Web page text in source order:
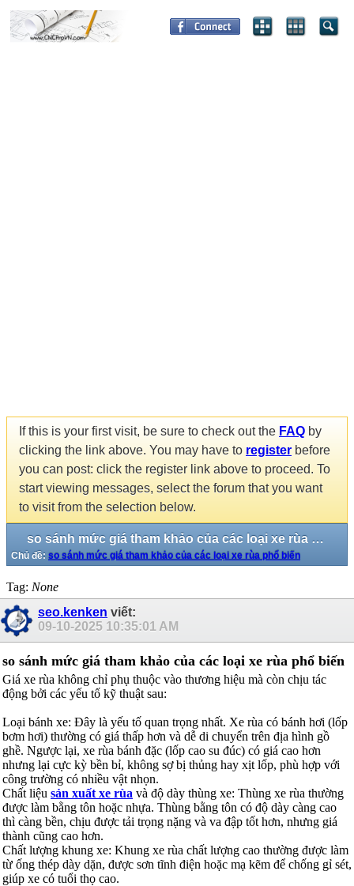
If this is your first visit, be sure to check out the FAQ by
clicking the link above. You may have to register before
you can post: click the register link above to proceed. To
start viewing messages, select the forum that you want
to visit from the selection below.
so sánh mức giá tham khảo của các loại xe rùa phổ biến
Chủ đề: so sánh mức giá tham khảo của các loại xe rùa phổ biến
Tag: None
seo.kenken viết:
09-10-2025 10:35:01 AM
so sánh mức giá tham khảo của các loại xe rùa phổ biến
Giá xe rùa không chỉ phụ thuộc vào thương hiệu mà còn chịu tác
động bởi các yếu tố kỹ thuật sau:
Loại bánh xe: Đây là yếu tố quan trọng nhất. Xe rùa có bánh hơi (lốp
bơm hơi) thường có giá thấp hơn và dễ di chuyển trên địa hình gồ
ghề. Ngược lại, xe rùa bánh đặc (lốp cao su đúc) có giá cao hơn
nhưng lại cực kỳ bền bỉ, không sợ bị thủng hay xịt lốp, phù hợp với
công trường có nhiều vật nhọn.
Chất liệu sản xuất xe rùa và độ dày thùng xe: Thùng xe rùa thường
được làm bằng tôn hoặc nhựa. Thùng bằng tôn có độ dày càng cao
thì càng bền, chịu được tải trọng nặng và va đập tốt hơn, nhưng giá
thành cũng cao hơn.
Chất lượng khung xe: Khung xe rùa chất lượng cao thường được làm
từ ống thép dày dặn, được sơn tĩnh điện hoặc mạ kẽm để chống gỉ sét,
giúp xe có tuổi thọ cao.